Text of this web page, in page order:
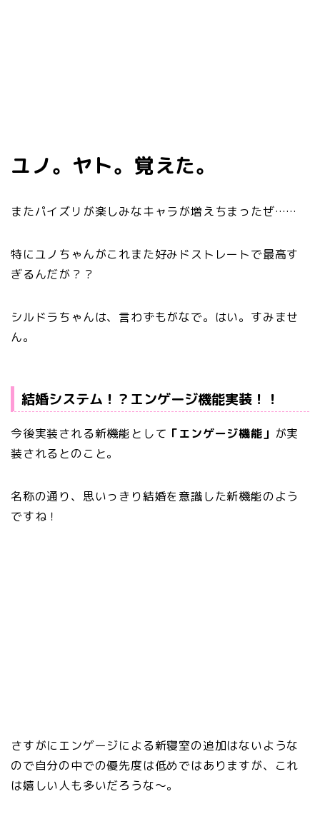
ユノ。ヤト。覚えた。
またパイズリが楽しみなキャラが増えちまったぜ……
特にユノちゃんがこれまた好みドストレートで最高す
ぎるんだが？？
シルドラちゃんは、言わずもがなで。はい。すみませ
ん。
結婚システム！？エンゲージ機能実装！！
今後実装される新機能として 「エンゲージ機能」 が実
装されるとのこと。
名称の通り、思いっきり結婚を意識した新機能のよう
ですね！
さすがにエンゲージによる新寝室の追加はないような
ので自分の中での優先度は低めではありますが、これ
は嬉しい人も多いだろうな～。